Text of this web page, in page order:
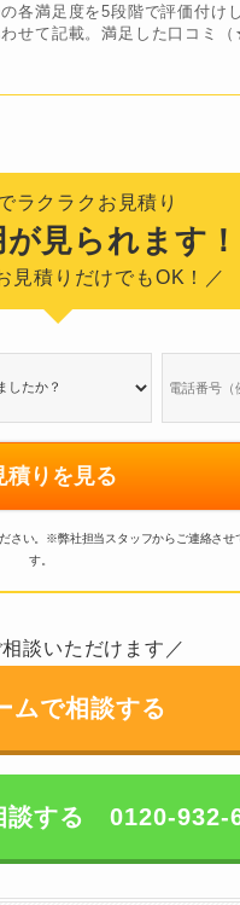
各満足度を5段階で評価付け
せて記載。満足した口コミ
ラクラクお見積り
見られます！
見積りだけでもOK！／
積りを見る
さい。 ※弊社担当スタッフからご連絡させ
す。
談いただけます／
ムで相談する
談する 0120-932-